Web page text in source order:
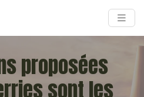
proposées
sont les